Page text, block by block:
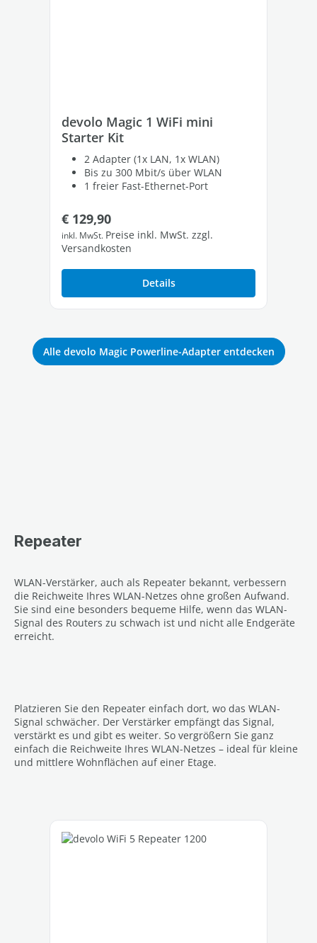
devolo Magic 1 WiFi mini
Starter Kit
2 Adapter (1x LAN, 1x WLAN)
Bis zu 300 Mbit/s über WLAN
1 freier Fast-Ethernet-Port
Regulärer Preis:
€ 129,90
inkl. MwSt. Preise inkl. MwSt. zzgl.
Versandkosten
Details
Alle devolo Magic Powerline-Adapter entdecken
Repeater
WLAN-Verstärker, auch als Repeater bekannt, verbessern
die Reichweite Ihres WLAN-Netzes ohne großen Aufwand.
Sie sind eine besonders bequeme Hilfe, wenn das WLAN-
Signal des Routers zu schwach ist und nicht alle Endgeräte
erreicht.
Platzieren Sie den Repeater einfach dort, wo das WLAN-
Signal schwächer. Der Verstärker empfängt das Signal,
verstärkt es und gibt es weiter. So vergrößern Sie ganz
einfach die Reichweite Ihres WLAN-Netzes – ideal für kleine
und mittlere Wohnflächen auf einer Etage.
Produktgalerie überspringen